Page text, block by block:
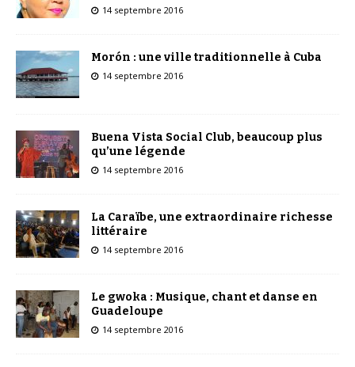
14 septembre 2016
Morón : une ville traditionnelle à Cuba
14 septembre 2016
Buena Vista Social Club, beaucoup plus
qu’une légende
14 septembre 2016
La Caraïbe, une extraordinaire richesse
littéraire
14 septembre 2016
Le gwoka : Musique, chant et danse en
Guadeloupe
14 septembre 2016